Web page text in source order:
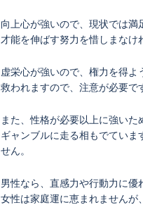
向上心が強いので、現状では
才能を伸ばす努力を惜しまなけ
虚栄心が強いので、権力を得
救われますので、注意が必要で
また、性格が必要以上に強い
ギャンブルに走る相もでていま
せん。
男性なら、直感力や行動力に優
女性は家庭運に恵まれませんが